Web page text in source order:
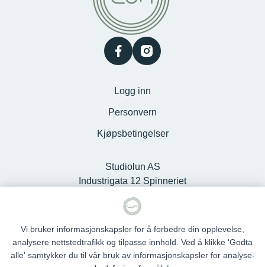
facebookinstagram
Logg inn
Personvern
Kjøpsbetingelser
Studiolun AS
Industrigata 12 Spinneriet
Kjøpesenter, 6100 Volda -
Org.nr. 925127868
Vi bruker informasjonskapsler for å forbedre din opplevelse,
analysere nettstedtrafikk og tilpasse innhold. Ved å klikke 'Godta
alle' samtykker du til vår bruk av informasjonskapsler for analyse-